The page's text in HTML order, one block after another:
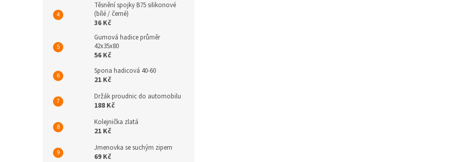
Těsnění spojky B75 silikonové
(bílé / černé)
36 Kč
Gumová hadice průměr
42x35x80
56 Kč
Spona hadicová 40-60
21 Kč
Držák proudnic do automobilu
188 Kč
Kolejnička zlatá
21 Kč
Jmenovka se suchým zipem
69 Kč